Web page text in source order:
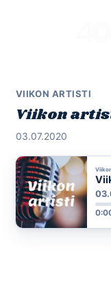
VIIKON ARTISTI
Viikon
03.07.2020